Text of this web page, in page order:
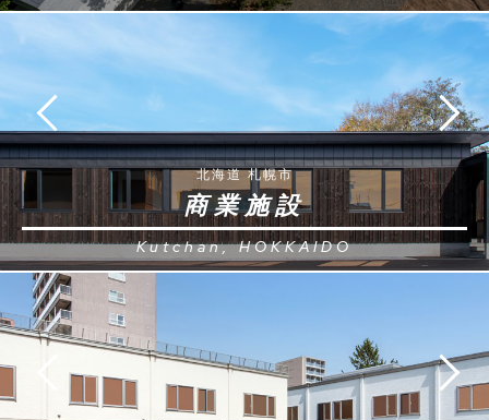
北海道 札幌市
商業施設
Kutchan, HOKKAIDO